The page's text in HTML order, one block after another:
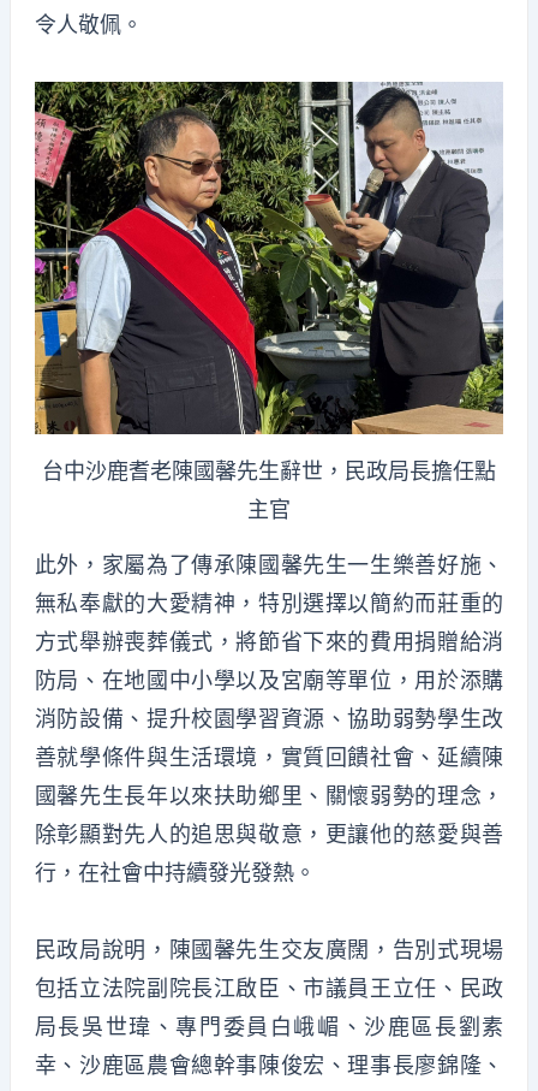
令人敬佩。
台中沙鹿耆老陳國馨先生辭世，民政局長擔任點
主官
此外，家屬為了傳承陳國馨先生一生樂善好施、
無私奉獻的大愛精神，特別選擇以簡約而莊重的
方式舉辦喪葬儀式，將節省下來的費用捐贈給消
防局、在地國中小學以及宮廟等單位，用於添購
消防設備、提升校園學習資源、協助弱勢學生改
善就學條件與生活環境，實質回饋社會、延續陳
國馨先生長年以來扶助鄉里、關懷弱勢的理念，
除彰顯對先人的追思與敬意，更讓他的慈愛與善
行，在社會中持續發光發熱。
民政局說明，陳國馨先生交友廣闊，告別式現場
包括立法院副院長江啟臣、市議員王立任、民政
局長吳世瑋、專門委員白峨嵋、沙鹿區長劉素
幸、沙鹿區農會總幹事陳俊宏、理事長廖錦隆、